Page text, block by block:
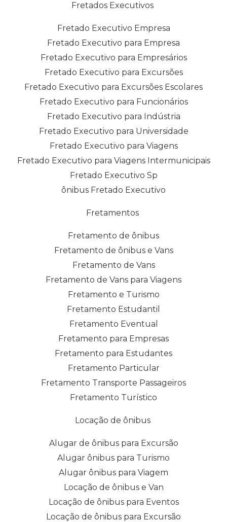
Fretados Executivos
Fretado Executivo Empresa
Fretado Executivo para Empresa
Fretado Executivo para Empresários
Fretado Executivo para Excursões
Fretado Executivo para Excursões Escolares
Fretado Executivo para Funcionários
Fretado Executivo para Indústria
Fretado Executivo para Universidade
Fretado Executivo para Viagens
Fretado Executivo para Viagens Intermunicipais
Fretado Executivo Sp
ônibus Fretado Executivo
Fretamentos
Fretamento de ônibus
Fretamento de ônibus e Vans
Fretamento de Vans
Fretamento de Vans para Viagens
Fretamento e Turismo
Fretamento Estudantil
Fretamento Eventual
Fretamento para Empresas
Fretamento para Estudantes
Fretamento Particular
Fretamento Transporte Passageiros
Fretamento Turístico
Locação de ônibus
Alugar de ônibus para Excursão
Alugar ônibus para Turismo
Alugar ônibus para Viagem
Locação de ônibus e Van
Locação de ônibus para Eventos
Locação de ônibus para Excursão